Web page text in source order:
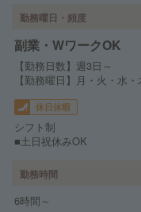
勤務曜日・頻度
副業・WワークOK
【勤務日数】週3日～
【勤務曜日】月・火・水
休日休暇
シフト制
■土日祝休みOK
勤務時間
6時間～